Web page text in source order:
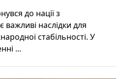
до нації з
наслідки для
стабільності. У
...